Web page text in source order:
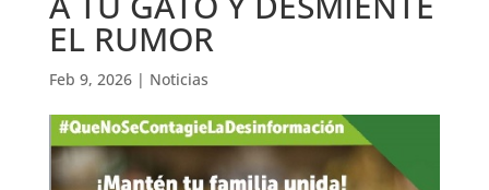
EL RUMOR
Feb 9, 2026| Noticias